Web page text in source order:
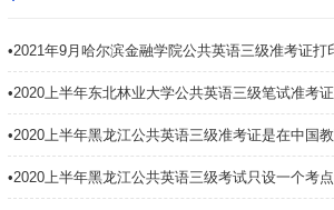
•2020上半年黑龙江公共英语三级考试只设一个考点